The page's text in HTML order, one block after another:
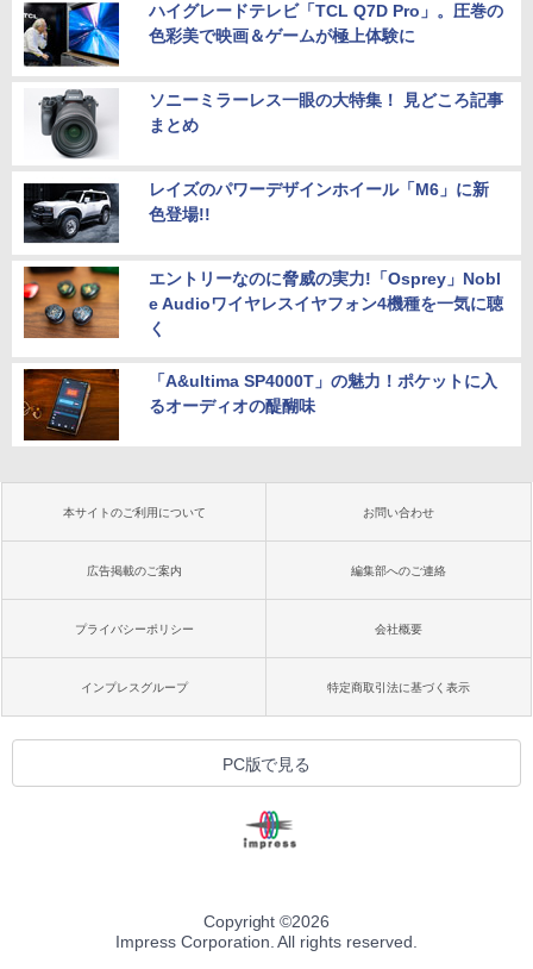
ハイグレードテレビ「TCL Q7D Pro」。圧巻の
色彩美で映画＆ゲームが極上体験に
ソニーミラーレス一眼の大特集！ 見どころ記事
まとめ
レイズのパワーデザインホイール「M6」に新
色登場!!
エントリーなのに脅威の実力!「Osprey」Nobl
e Audioワイヤレスイヤフォン4機種を一気に聴
く
「A&ultima SP4000T」の魅力！ポケットに入
るオーディオの醍醐味
本サイトのご利用について お問い合わせ
広告掲載のご案内 編集部へのご連絡
プライバシーポリシー 会社概要
インプレスグループ 特定商取引法に基づく表示
PC版で見る
Copyright ©2026
Impress Corporation. All rights reserved.